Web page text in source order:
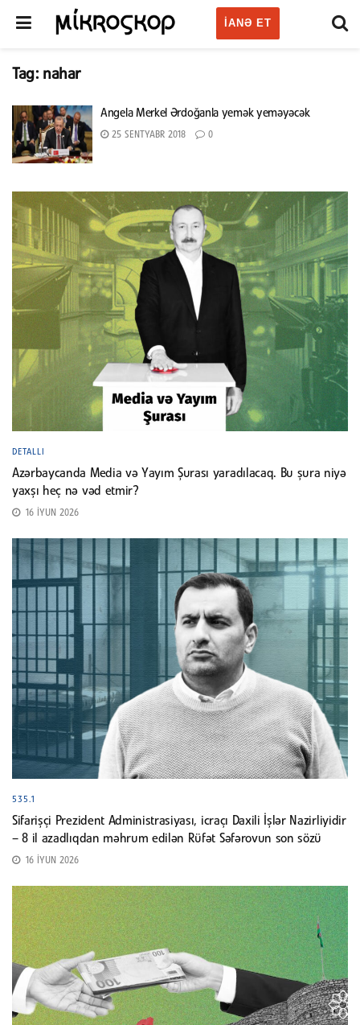
IANƏ ET
Tag: nahar
Angela Merkel Ərdoğanla yemək yeməyəcək
25 SENTYABR 2018 0
DETALLI
Azərbaycanda Media və Yayım Şurası yaradılacaq. Bu şura niyə
yaxşı heç nə vəd etmir?
16 İYUN 2026
535.1
Sifarişçi Prezident Administrasiyası, icraçı Daxili İşlər Nazirliyidir
– 8 il azadlıqdan məhrum edilən Rüfət Səfərovun son sözü
16 İYUN 2026